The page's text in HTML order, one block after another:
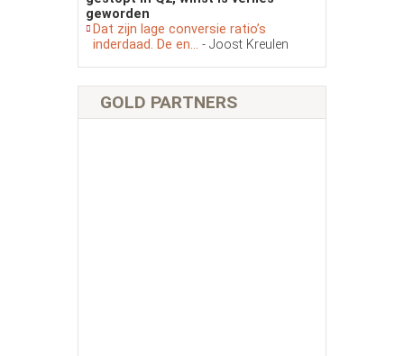
geworden
Dat zijn lage conversie ratio’s
inderdaad. De en... - Joost Kreulen
GOLD PARTNERS